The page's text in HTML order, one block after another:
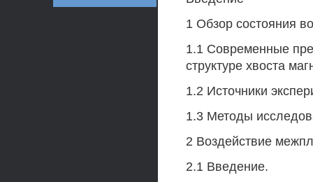
1 Обзор состояния
1.1 Современные
структуре хвоста
1.2 Источники
1.3 Методы
2 Воздействие
2.1 Введение.